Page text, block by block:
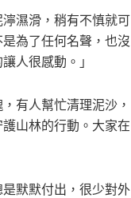
濕滑，稍有不慎就可
為了任何名聲，也沒
人很感動。」
有人幫忙清理泥沙，
山林的行動。大家在
默默付出，很少對外